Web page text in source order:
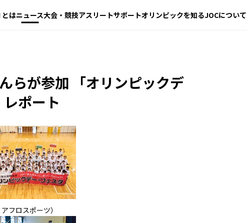
とはニュース大会・競技アスリートサポートオリンピックを知るJOCについて
らが参加 「オリンピックデ
ポート
フロスポーツ）